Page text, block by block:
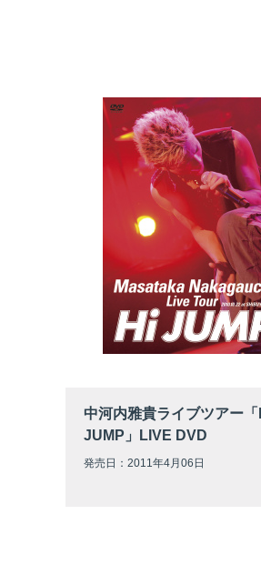
中河内雅貴ライブツアー
JUMP」LIVE DVD
発売日：2011年4月06日